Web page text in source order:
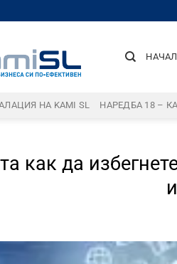
НА KAMI SL НАРЕДБА 18 –
как да